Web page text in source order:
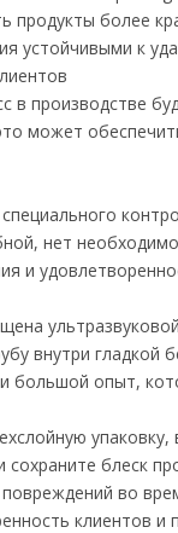
продукты более
устойчивыми к
в производстве
может
специального
нет
и
внутри гладкой
большой опыт,
сохраните блеск
во
клиентов и